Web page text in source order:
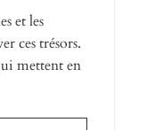
et les
ces trésors.
mettent en